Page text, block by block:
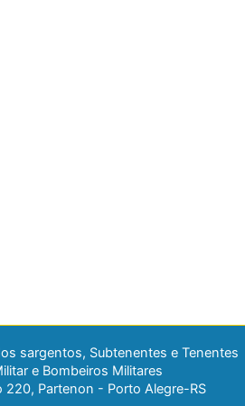
sargentos, Subtenentes e Tenentes
e Bombeiros Militares
220, Partenon - Porto Alegre-RS